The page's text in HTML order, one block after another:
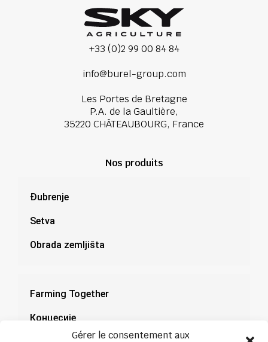
Gérer le consentement aux
+33 (0)2 99 00 84 84
info@burel-group.com
Les Portes de Bretagne
P.A. de la Gaultière,
35220 CHÂTEAUBOURG, France
Nos produits
Đubrenje
Setva
Obrada zemljišta
Farming Together
Концесије